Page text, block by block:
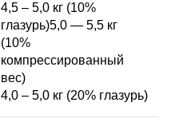
4,5 – 5,0 кг (10%
глазурь)5,0 — 5,5 кг
(10%
компрессированный
вес)
4,0 – 5,0 кг (20% глазурь)